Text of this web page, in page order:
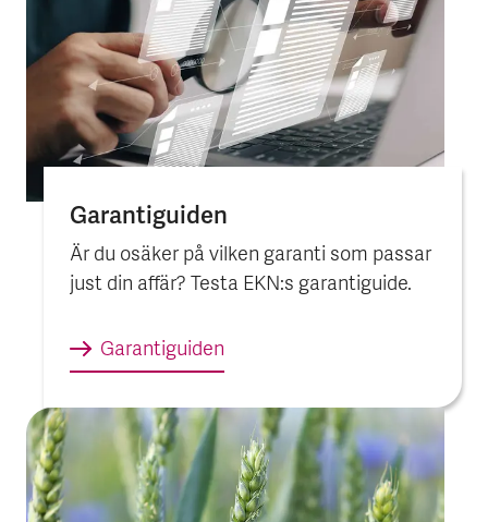
Garantiguiden
Är du osäker på vilken garanti som passar
just din affär? Testa EKN:s garantiguide.
Garantiguiden